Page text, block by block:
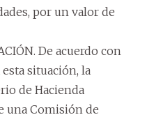
por un valor de
De acuerdo con
situación, la
de Hacienda
una Comisión de